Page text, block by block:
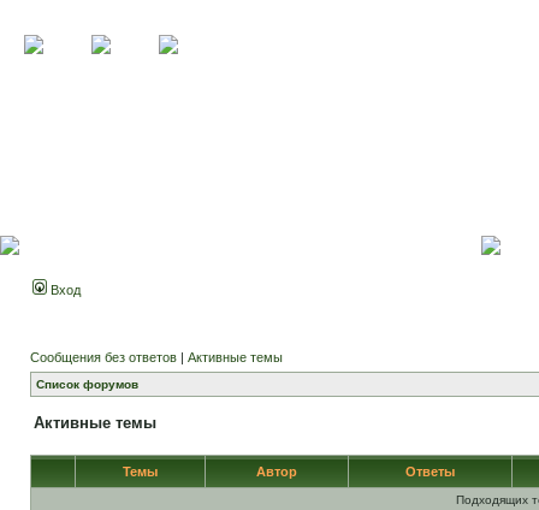
Вход
Сообщения без ответов | Активные темы
Список форумов
Активные темы
Темы Автор Ответы
Подходящих